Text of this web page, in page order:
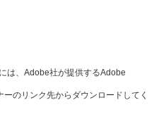
は、Adobe社が提供するAdobe
のリンク先からダウンロードしてく